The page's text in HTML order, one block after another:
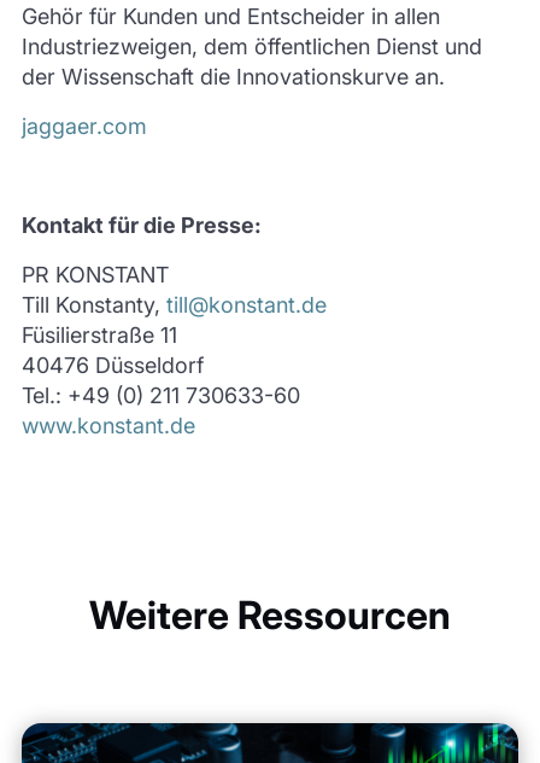
Gehör für Kunden und Entscheider in allen
Industriezweigen, dem öffentlichen Dienst und
der Wissenschaft die Innovationskurve an.
jaggaer.com
Kontakt für die Presse:
PR KONSTANT
Till Konstanty, till@konstant.de
Füsilierstraße 11
40476 Düsseldorf
Tel.: +49 (0) 211 730633-60
www.konstant.de
Weitere Ressourcen